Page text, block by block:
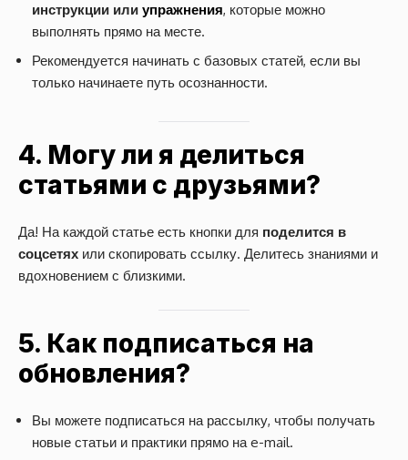
инструкции или упражнения, которые можно
выполнять прямо на месте.
Рекомендуется начинать с базовых статей, если вы
только начинаете путь осознанности.
4. Могу ли я делиться
статьями с друзьями?
Да! На каждой статье есть кнопки для поделится в
соцсетях или скопировать ссылку. Делитесь знаниями и
вдохновением с близкими.
5. Как подписаться на
обновления?
Вы можете подписаться на рассылку, чтобы получать
новые статьи и практики прямо на e-mail.